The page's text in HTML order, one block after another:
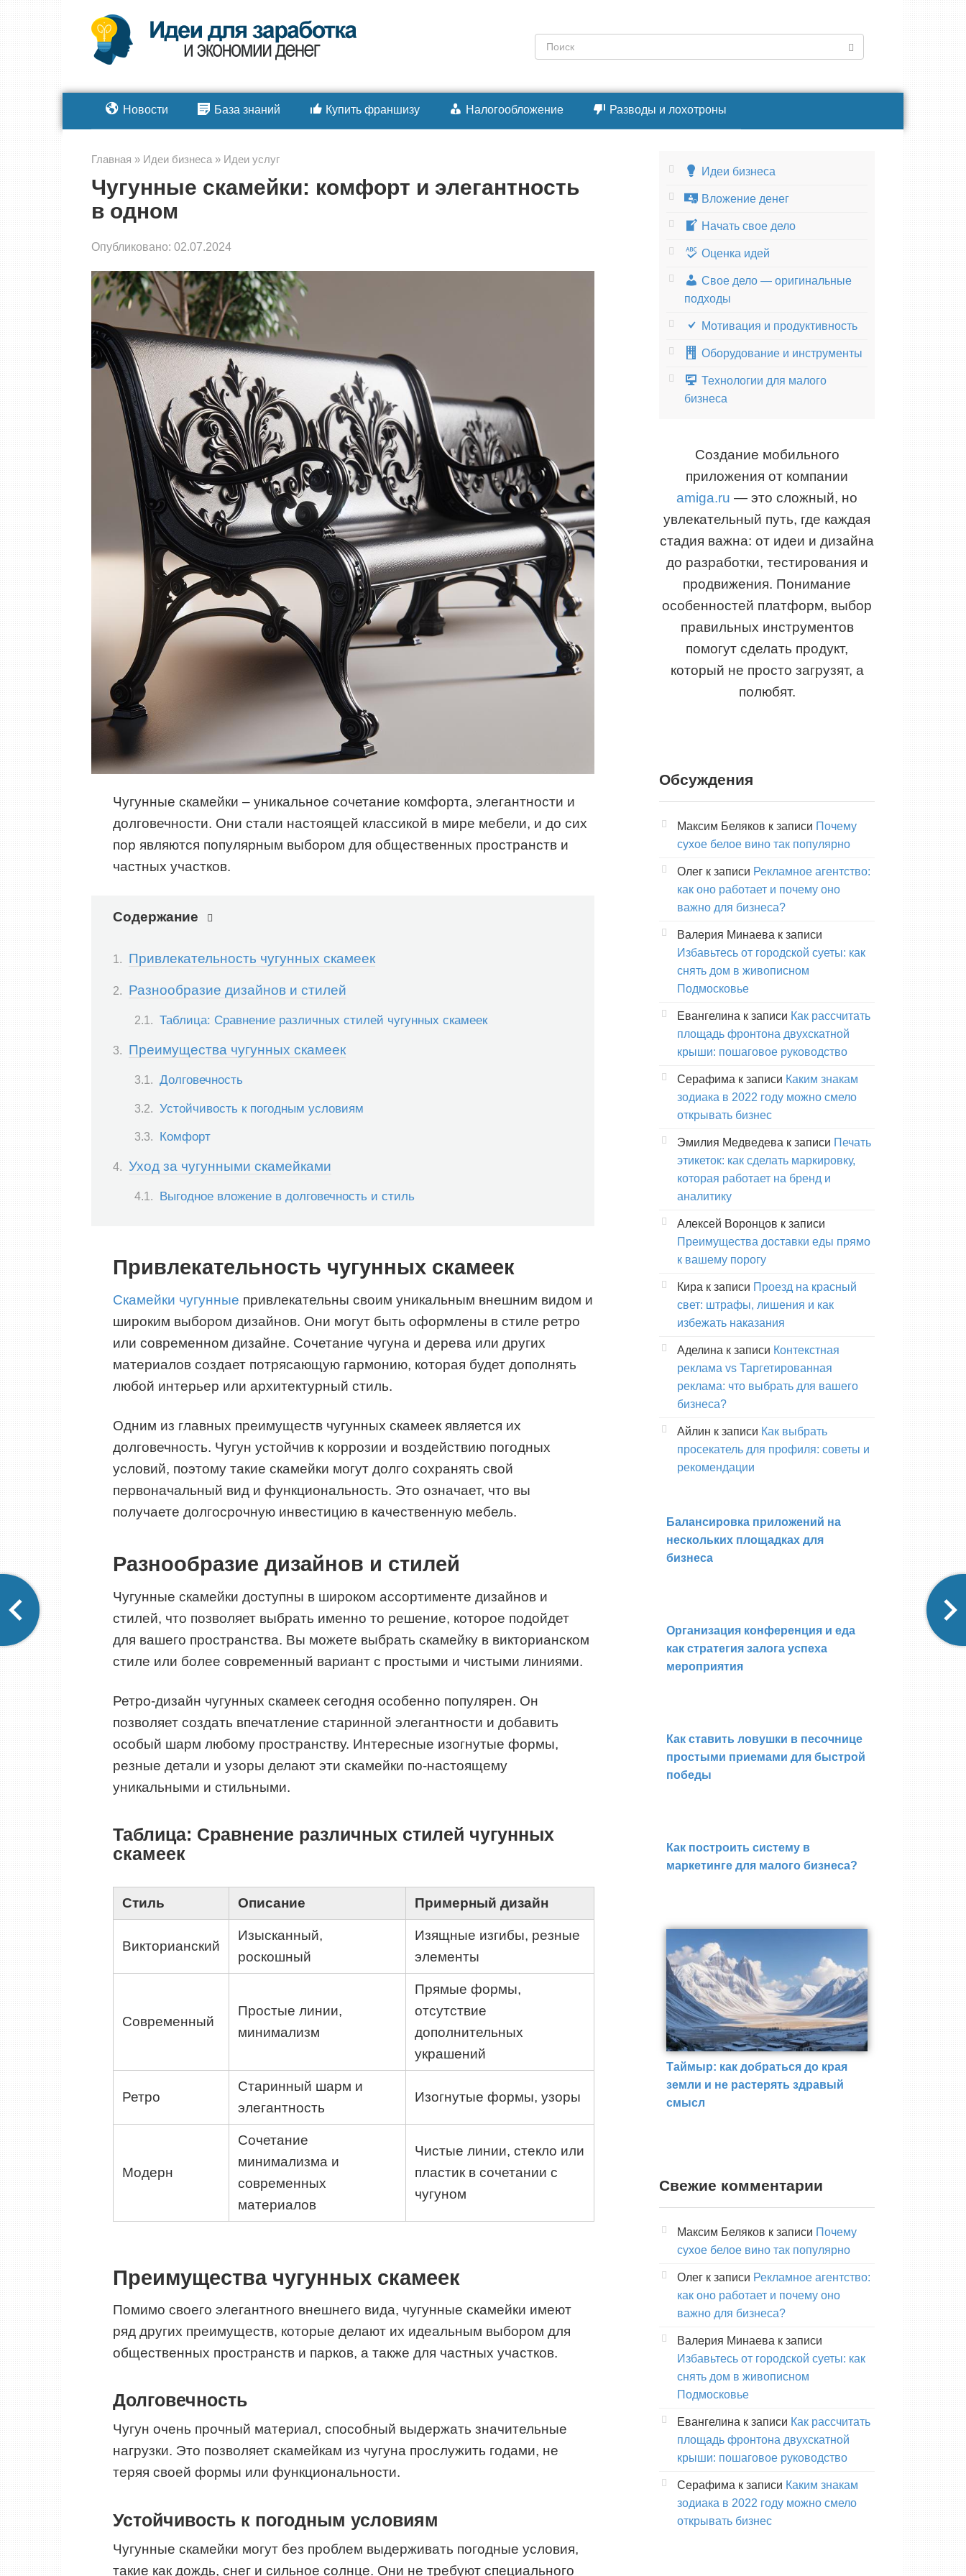
Поиск:
Новости База знаний Купить франшизу Налогообложение Разводы и лохотроны
Главная » Идеи бизнеса » Идеи услуг
Чугунные скамейки: комфорт и элегантность
в одном
Опубликовано: 02.07.2024
Чугунные скамейки – уникальное сочетание комфорта, элегантности и
долговечности. Они стали настоящей классикой в мире мебели, и до сих
пор являются популярным выбором для общественных пространств и
частных участков.
Содержание
Привлекательность чугунных скамеек
Разнообразие дизайнов и стилей
Таблица: Сравнение различных стилей чугунных скамеек
Преимущества чугунных скамеек
Долговечность
Устойчивость к погодным условиям
Комфорт
Уход за чугунными скамейками
Выгодное вложение в долговечность и стиль
Привлекательность чугунных скамеек
Скамейки чугунные привлекательны своим уникальным внешним видом и
широким выбором дизайнов. Они могут быть оформлены в стиле ретро
или современном дизайне. Сочетание чугуна и дерева или других
материалов создает потрясающую гармонию, которая будет дополнять
любой интерьер или архитектурный стиль.
Одним из главных преимуществ чугунных скамеек является их
долговечность. Чугун устойчив к коррозии и воздействию погодных
условий, поэтому такие скамейки могут долго сохранять свой
первоначальный вид и функциональность. Это означает, что вы
получаете долгосрочную инвестицию в качественную мебель.
Разнообразие дизайнов и стилей
Чугунные скамейки доступны в широком ассортименте дизайнов и
стилей, что позволяет выбрать именно то решение, которое подойдет
для вашего пространства. Вы можете выбрать скамейку в викторианском
стиле или более современный вариант с простыми и чистыми линиями.
Ретро-дизайн чугунных скамеек сегодня особенно популярен. Он
позволяет создать впечатление старинной элегантности и добавить
особый шарм любому пространству. Интересные изогнутые формы,
резные детали и узоры делают эти скамейки по-настоящему
уникальными и стильными.
Таблица: Сравнение различных стилей чугунных
скамеек
Стиль Описание Примерный дизайн
Викторианский
Изысканный,
роскошный
Изящные изгибы, резные
элементы
Современный
Простые линии,
минимализм
Прямые формы,
отсутствие
дополнительных
украшений
Ретро
Старинный шарм и
элегантность
Изогнутые формы, узоры
Модерн
Сочетание
минимализма и
современных
материалов
Чистые линии, стекло или
пластик в сочетании с
чугуном
Преимущества чугунных скамеек
Помимо своего элегантного внешнего вида, чугунные скамейки имеют
ряд других преимуществ, которые делают их идеальным выбором для
общественных пространств и парков, а также для частных участков.
Долговечность
Чугун очень прочный материал, способный выдержать значительные
нагрузки. Это позволяет скамейкам из чугуна прослужить годами, не
теряя своей формы или функциональности.
Устойчивость к погодным условиям
Чугунные скамейки могут без проблем выдерживать погодные условия,
такие как дождь, снег и сильное солнце. Они не требуют специального
Идеи бизнеса
Вложение денег
Начать свое дело
Оценка идей
Свое дело — оригинальные
подходы
Мотивация и продуктивность
Оборудование и инструменты
Технологии для малого
бизнеса
Создание мобильного
приложения от компании
amiga.ru — это сложный, но
увлекательный путь, где каждая
стадия важна: от идеи и дизайна
до разработки, тестирования и
продвижения. Понимание
особенностей платформ, выбор
правильных инструментов
помогут сделать продукт,
который не просто загрузят, а
полюбят.
Обсуждения
Максим Беляков к записи Почему
сухое белое вино так популярно
Олег к записи Рекламное агентство:
как оно работает и почему оно
важно для бизнеса?
Валерия Минаева к записи
Избавьтесь от городской суеты: как
снять дом в живописном
Подмосковье
Евангелина к записи Как рассчитать
площадь фронтона двухскатной
крыши: пошаговое руководство
Серафима к записи Каким знакам
зодиака в 2022 году можно смело
открывать бизнес
Эмилия Медведева к записи Печать
этикеток: как сделать маркировку,
которая работает на бренд и
аналитику
Алексей Воронцов к записи
Преимущества доставки еды прямо
к вашему порогу
Кира к записи Проезд на красный
свет: штрафы, лишения и как
избежать наказания
Аделина к записи Контекстная
реклама vs Таргетированная
реклама: что выбрать для вашего
бизнеса?
Айлин к записи Как выбрать
просекатель для профиля: советы и
рекомендации
Балансировка приложений на
нескольких площадках для
бизнеса
Организация конференция и еда
как стратегия залога успеха
мероприятия
Как ставить ловушки в песочнице
простыми приемами для быстрой
победы
Как построить систему в
маркетинге для малого бизнеса?
Таймыр: как добраться до края
земли и не растерять здравый
смысл
Свежие комментарии
Максим Беляков к записи Почему
сухое белое вино так популярно
Олег к записи Рекламное агентство:
как оно работает и почему оно
важно для бизнеса?
Валерия Минаева к записи
Избавьтесь от городской суеты: как
снять дом в живописном
Подмосковье
Евангелина к записи Как рассчитать
площадь фронтона двухскатной
крыши: пошаговое руководство
Серафима к записи Каким знакам
зодиака в 2022 году можно смело
открывать бизнес